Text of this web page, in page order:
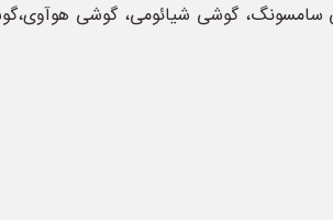
انواع گوشی اپل، گوشی سامسونگ، گوشی